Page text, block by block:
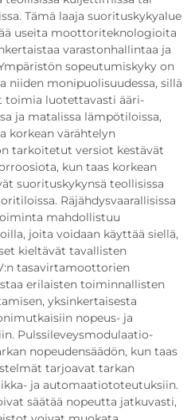
Tämä laaja suorituskykyalue
useita moottoriteknologioita
varastonhallintaa ja
sopeutumiskyky on
niiden monipuolisuudessa, sillä
toimia luotettavasti ääri-
ja matalissa lämpötiloissa,
korkean värähtelyn
tarkoitetut versiot kestävät
kun taas korkean
suorituskykynsä teollisissa
Räjähdysvaarallisissa
mahdollistuu
joita voidaan käyttää siellä,
kieltävät tavallisten
tasavirtamoottorien
erilaisten toiminnallisten
yksinkertaisesta
nopeus- ja
Pulssileveysmodulaatio-
nopeudensäädön, kun taas
tarjoavat tarkan
ja automaatiototeutuksiin.
säätää nopeutta jatkuvasti,